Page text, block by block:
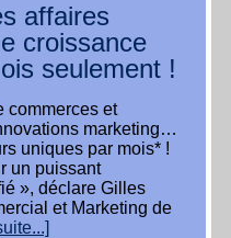
affaires
croissance
seulement !
commerces et
marketing…
uniques par mois* !
un puissant
», déclare Gilles
et Marketing de